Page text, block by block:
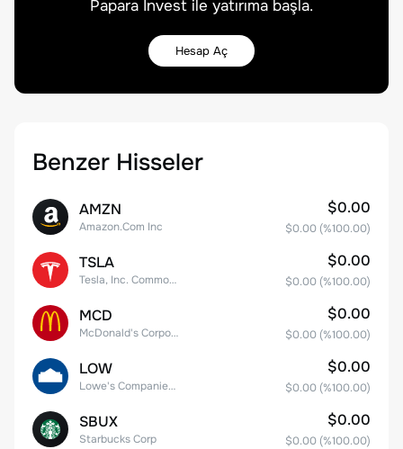
Papara Invest ile yatırıma başla.
Hesap Aç
Benzer Hisseler
AMZN
Amazon.Com Inc
$0.00
$0.00 (%100.00)
TSLA
Tesla, Inc. Common Stock
$0.00
$0.00 (%100.00)
MCD
McDonald's Corporation
$0.00
$0.00 (%100.00)
LOW
Lowe's Companies Inc.
$0.00
$0.00 (%100.00)
SBUX
Starbucks Corp
$0.00
$0.00 (%100.00)